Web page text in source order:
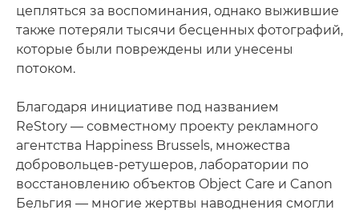
цепляться за воспоминания, однако выжившие
также потеряли тысячи бесценных фотографий,
которые были повреждены или унесены
потоком.
Благодаря инициативе под названием
ReStory — совместному проекту рекламного
агентства Happiness Brussels, множества
добровольцев-ретушеров, лаборатории по
восстановлению объектов Object Care и Canon
Бельгия — многие жертвы наводнения смогли